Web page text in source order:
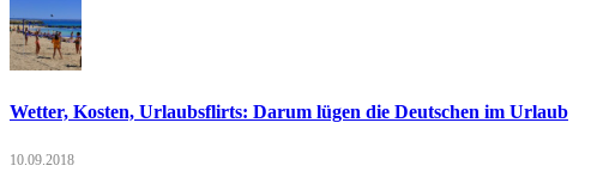
Wetter, Kosten, Urlaubsflirts: Darum lügen die Deutschen im Urlaub
10.09.2018